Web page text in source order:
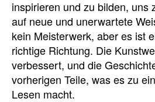
inspirieren und zu bilden, uns
auf neue und unerwartete
kein Meisterwerk, aber es ist
richtige Richtung. Die
verbessert, und die
vorherigen Teile, was es zu
Lesen macht.